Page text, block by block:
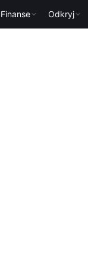
Finanse Odkryj